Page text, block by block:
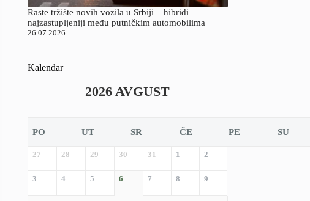
Raste tržište novih vozila u Srbiji – hibridi
najzastupljeniji među putničkim automobilima
26.07.2026
Kalendar
2026 AVGUST
PO UT SR ČE PE SU
27 28 29 30 31 1 2
3 4 5 6 7 8 9